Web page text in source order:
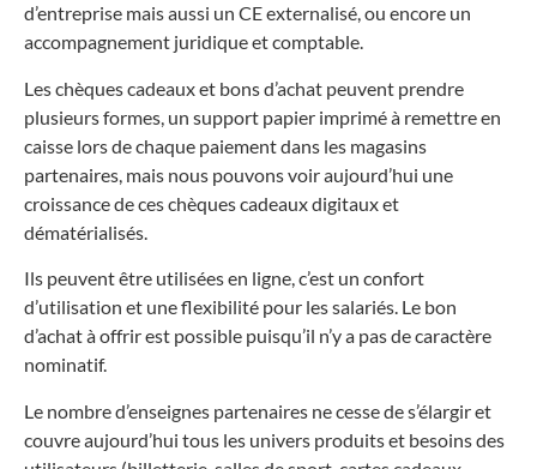
d’entreprise mais aussi un CE externalisé, ou encore un
accompagnement juridique et comptable.
Les chèques cadeaux et bons d’achat peuvent prendre
plusieurs formes, un support papier imprimé à remettre en
caisse lors de chaque paiement dans les magasins
partenaires, mais nous pouvons voir aujourd’hui une
croissance de ces chèques cadeaux digitaux et
dématérialisés.
Ils peuvent être utilisées en ligne, c’est un confort
d’utilisation et une flexibilité pour les salariés. Le bon
d’achat à offrir est possible puisqu’il n’y a pas de caractère
nominatif.
Le nombre d’enseignes partenaires ne cesse de s’élargir et
couvre aujourd’hui tous les univers produits et besoins des